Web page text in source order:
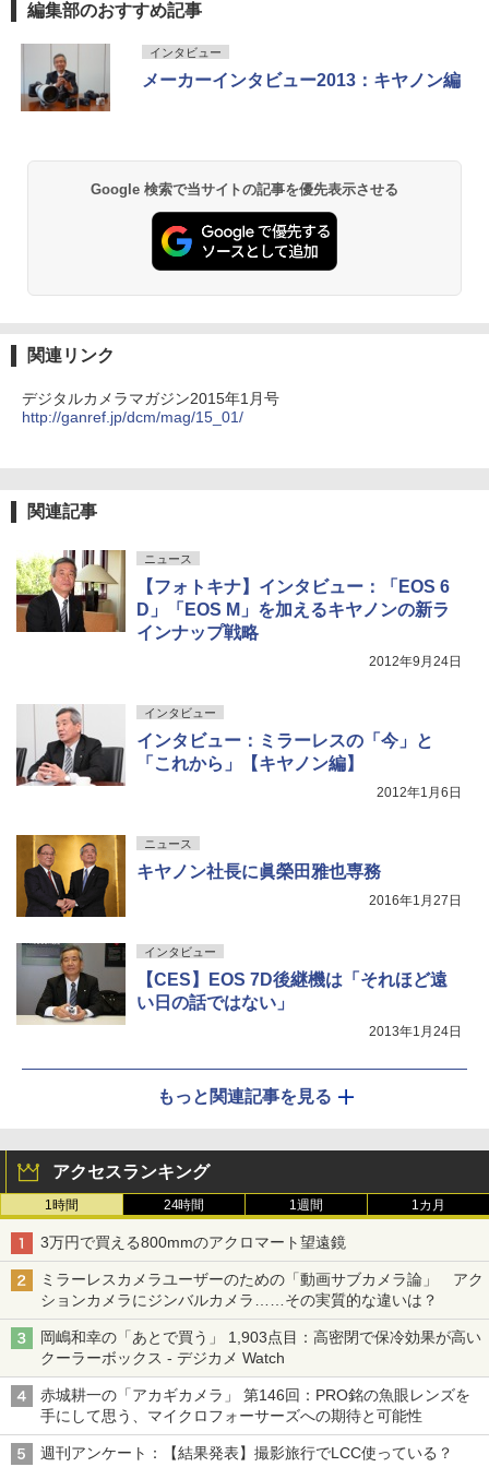
編集部のおすすめ記事
インタビュー
メーカーインタビュー2013：キヤノン編
Google 検索で当サイトの記事を優先表示させる
関連リンク
デジタルカメラマガジン2015年1月号
http://ganref.jp/dcm/mag/15_01/
関連記事
ニュース
【フォトキナ】インタビュー：「EOS 6
D」「EOS M」を加えるキヤノンの新ラ
インナップ戦略
2012年9月24日
インタビュー
インタビュー：ミラーレスの「今」と
「これから」【キヤノン編】
2012年1月6日
ニュース
キヤノン社長に眞榮田雅也専務
2016年1月27日
インタビュー
【CES】EOS 7D後継機は「それほど遠
い日の話ではない」
2013年1月24日
もっと関連記事を見る
アクセスランキング
1時間 24時間 1週間 1カ月
3万円で買える800mmのアクロマート望遠鏡
ミラーレスカメラユーザーのための「動画サブカメラ論」 アク
ションカメラにジンバルカメラ……その実質的な違いは？
岡嶋和幸の「あとで買う」 1,903点目：高密閉で保冷効果が高い
クーラーボックス - デジカメ Watch
赤城耕一の「アカギカメラ」 第146回：PRO銘の魚眼レンズを
手にして思う、マイクロフォーサーズへの期待と可能性
週刊アンケート：【結果発表】撮影旅行でLCC使っている？